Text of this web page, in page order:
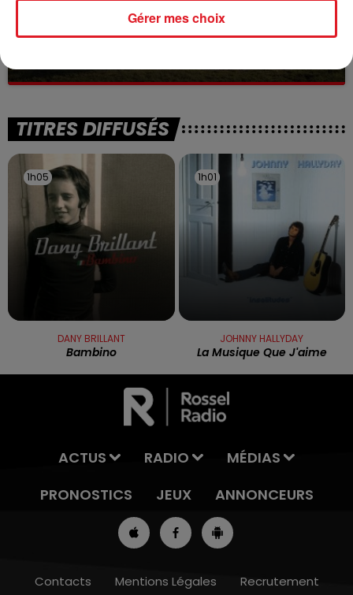
WINGLES: UN JEUNE PERD LA VIE, NOYÉ À
La victime a coulé à pic
TITRES DIFFUSÉS
1h05
1h05
DANY BRILLANT
Bambino
1h01
1h01
JOHNNY HALLYDAY
La Musique Que J'aime
ACTUS RADIO
MÉDIAS
PRONOSTICS
JEUX ANNONCEURS
Contacts Mentions Légales Recrutement
Gérer mes choix